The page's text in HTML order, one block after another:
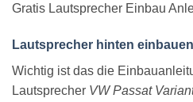
Gratis Lautsprecher Einbau
Lautsprecher hinten
Wichtig ist das die
Lautsprecher VW Passat